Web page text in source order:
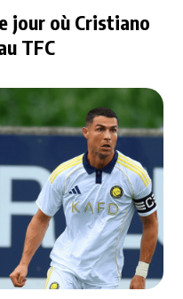
jour où Cristiano
TFC